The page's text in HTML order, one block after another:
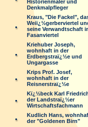
Historienmaler und
Denkmalpfleger
Kraus, "Die Fackel",
Weiï¿½gerberviertel
seine Verwandtschaft
Fasanviertel
Kriehuber Joseph,
wohnhaft in der
Erdbergstraï¿½e und
Ungargasse
Krips Prof. Josef,
wohnhaft in der
Reisnerstraï¿½e
Kï¿½beck Karl
der Landstraï¿½er
Wirtschaftsfachmann
Kudlich Hans,
der "Goldenen Birn"